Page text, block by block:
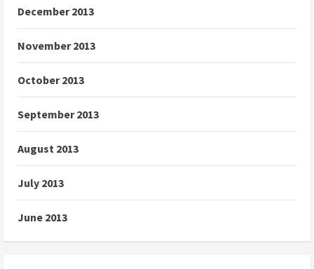
December 2013
November 2013
October 2013
September 2013
August 2013
July 2013
June 2013